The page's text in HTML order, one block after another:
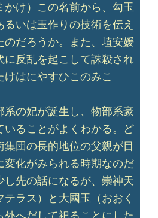
かけ）この名前から、勾玉
いは玉作りの技術を伝え
のだろうか。また、埴安媛
に反乱を起こして誅殺され
はにやすひこのみこ
の妃が誕生し、物部系豪
いることがよくわかる。ど
集団の長的地位の父親が目
変化がみられる時期なのだ
し先の話になるが、崇神天
ラス）と大國玉（おおく
外へだして祀ることにした